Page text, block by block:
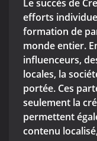
Le succès de
efforts
formation de
monde entier.
influenceurs,
locales, la
portée. Ces
seulement la
permettent
contenu